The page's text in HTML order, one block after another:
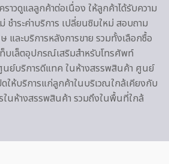
าวดูแลลูกค้าต่อเนื่อง ให้ลูกค้าได้รับความ
ชำระค่าบริการ เปลี่ยนซิมใหม่ สอบถาม
และบริการหลังการขาย รวมทั้งเลือกซื้อ
บเล็ตอุปกรณ์เสริมสำหรับโทรศัพท์
นย์บริการดีแทค ในห้างสรรพสินค้า ศูนย์
ดให้บริการแก่ลูกค้าในบริเวณใกล้เคียงกับ
นห้างสรรพสินค้า รวมถึงในพื้นที่ใกล้